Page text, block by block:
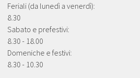
Feriali (da lunedì a venerdì):
8.30
Sabato e prefestivi:
8.30 - 18.00
Domeniche e festivi:
8.30 - 10.30